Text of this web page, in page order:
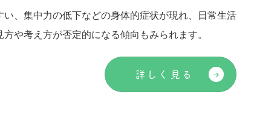
、集中力の低下などの身体的症状が現れ、日常生活
や考え方が否定的になる傾向もみられます。
詳しく見る